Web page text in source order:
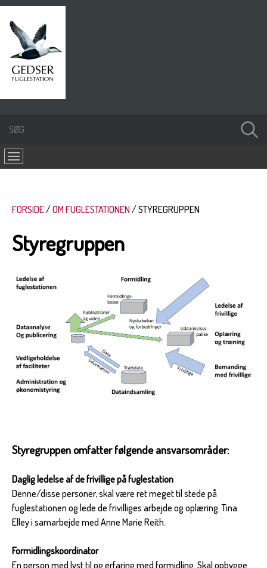
FORSIDE OM FUGLESTATIONEN STYREGRUPPEN
Styregruppen
Styregruppen omfatter følgende ansvarsområder:
Daglig ledelse af de frivillige på fuglestation
Denne/disse personer, skal være ret meget til stede på
fuglestationen og lede de frivilliges arbejde og oplæring. Tina
Elley i samarbejde med Anne Marie Reith.
Formidlingskoordinator
En person med lyst til og erfaring med formidling. Skal opbygge